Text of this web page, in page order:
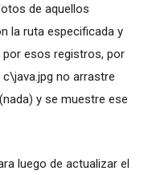
de aquellos
la ruta especificada y
esos registros, por
no arrastre
y se muestre ese
luego de actualizar el